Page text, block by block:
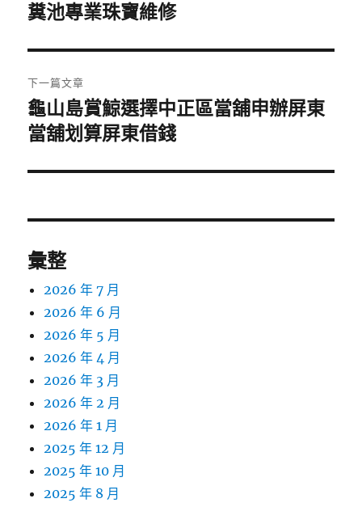
導
覽
一
文
章:
糞池專業珠寶維修
下一篇文章
下
一
文
龜山島賞鯨選擇中正區當舖申辦屏東
當舖划算屏東借錢
彙整
2026 年 7 月
2026 年 6 月
2026 年 5 月
2026 年 4 月
2026 年 3 月
2026 年 2 月
2026 年 1 月
2025 年 12 月
2025 年 10 月
2025 年 8 月